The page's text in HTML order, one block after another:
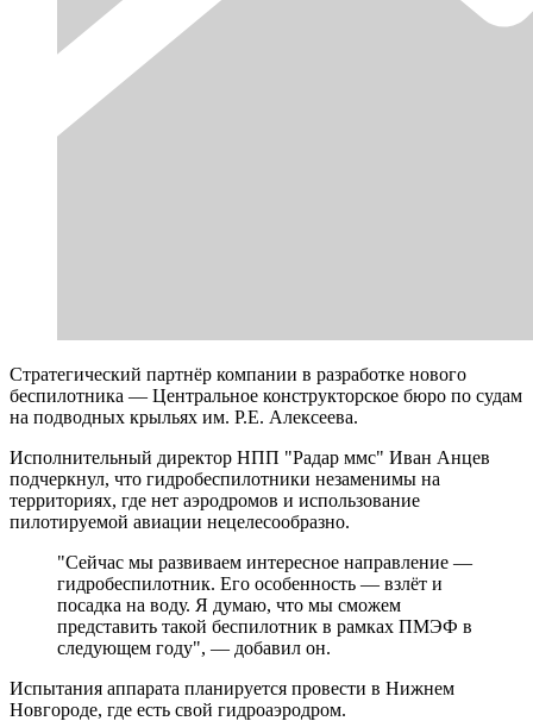
Стратегический партнёр компании в разработке нового
беспилотника — Центральное конструкторское бюро по судам
на подводных крыльях им. Р.Е. Алексеева.
Исполнительный директор НПП "Радар ммс" Иван Анцев
подчеркнул, что гидробеспилотники незаменимы на
территориях, где нет аэродромов и использование
пилотируемой авиации нецелесообразно.
"Сейчас мы развиваем интересное направление —
гидробеспилотник. Его особенность — взлёт и
посадка на воду. Я думаю, что мы сможем
представить такой беспилотник в рамках ПМЭФ в
следующем году", — добавил он.
Испытания аппарата планируется провести в Нижнем
Новгороде, где есть свой гидроаэродром.